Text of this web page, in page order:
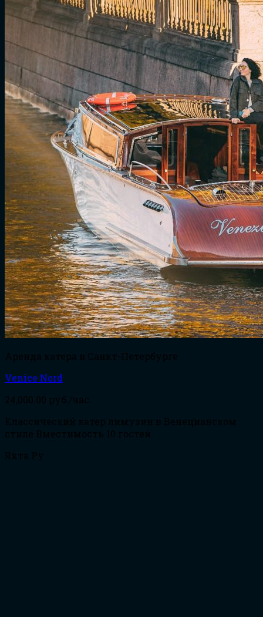
Аренда катера в Санкт-Петербурге
Venice Nord
24,000.00 руб./час
Классический катер лимузин в Венецианском
стиле Вместимость 10 гостей
Яхта Ру